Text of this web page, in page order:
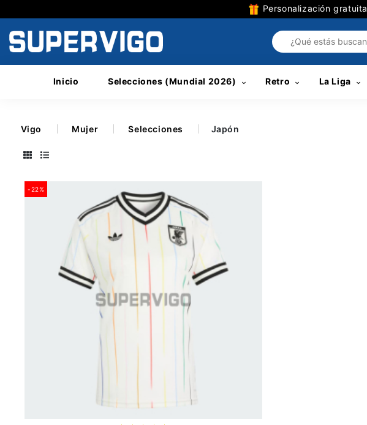
Personalización gratuita
Inicio Selecciones (Mundial 2026) Retro La Liga
Vigo Mujer Selecciones Japón
-22%